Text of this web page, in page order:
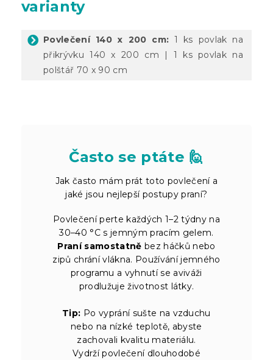
varianty
Povlečení 140 x 200 cm: 1 ks povlak na
přikrývku 140 x 200 cm | 1 ks povlak na
polštář 70 x 90 cm
Často se ptáte 🙋
Jak často mám prát toto povlečení a
jaké jsou nejlepší postupy praní?
Povlečení perte každých 1–2 týdny na
30–40 °C s jemným pracím gelem.
Praní samostatně bez háčků nebo
zipů chrání vlákna. Používání jemného
programu a vyhnutí se aviváži
prodlužuje životnost látky.
Tip: Po vyprání sušte na vzduchu
nebo na nízké teplotě, abyste
zachovali kvalitu materiálu.
Vydrží povlečení dlouhodobé